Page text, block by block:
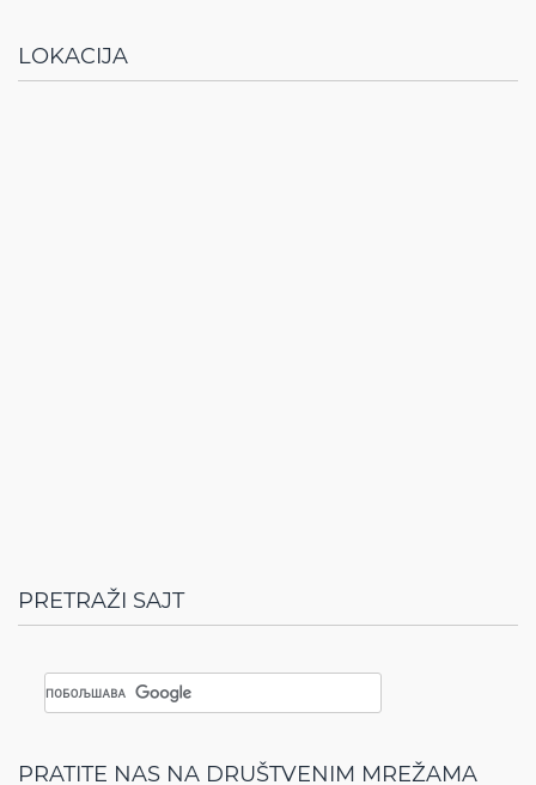
LOKACIJA
PRETRAŽI SAJT
PRATITE NAS NA DRUŠTVENIM MREŽAMA